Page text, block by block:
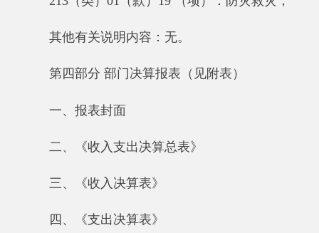
二十八、《部门决算相关信息统计表》
二十九、《政府采购情况表》
三十、《2017年度一般公共预算“三公”经费
一般公共预算拨款“三公”经费支出决算
表.xlsx